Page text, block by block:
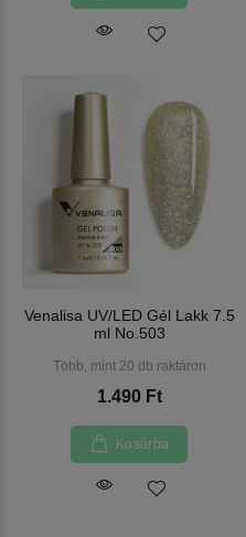
Venalisa UV/LED Gél Lakk 7.5
ml No.503
Több, mint 20 db raktáron
1.490 Ft
Kosárba